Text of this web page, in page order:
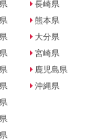
長崎県
熊本県
大分県
宮崎県
鹿児島県
沖縄県